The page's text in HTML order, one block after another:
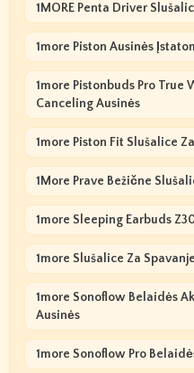
1MORE Penta Driver
1more Piston Ausinės
1more Pistonbuds Pro True
Canceling Ausinės
1more Piston Fit Slušalice
1More Prave Bežične
1more Sleeping Earbuds
1more Slušalice Za
1more Sonoflow Belaidės
Ausinės
1more Sonoflow Pro